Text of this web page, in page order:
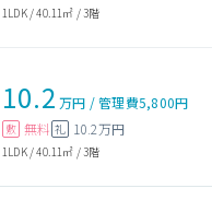
1LDK/40.11㎡ /3階
10.2 万円 /管理費5,800円
敷 無料 礼 10.2万円
1LDK/40.11㎡ /3階